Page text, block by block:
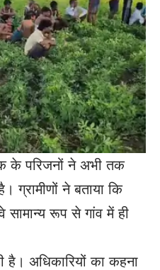
के परिजनों ने अभी तक
ग्रामीणों ने बताया कि
सामान्य रूप से गांव में ही
है। अधिकारियों का कहना